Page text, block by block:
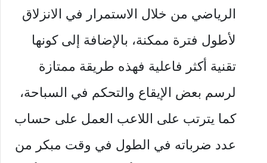
الرياضي من خلال الاستمرار في الانزلاق
لأطول فترة ممكنة، بالإضافة إلى كونها
تقنية أكثر فاعلية فهذه طريقة ممتازة
لرسم بعض الإيقاع والتحكم في السباحة،
كما يترتب على اللاعب العمل على حساب
عدد ضرباته في الطول في وقت مبكر من